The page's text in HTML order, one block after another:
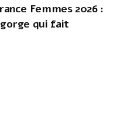
Femmes 2026 :
qui fait